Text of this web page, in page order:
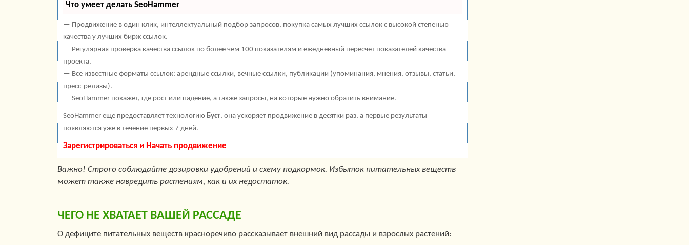
Что умеет делать SeoHammer
— Продвижение в один клик, интеллектуальный подбор запросов, покупка самых лучших ссылок с высокой степенью
качества у лучших бирж ссылок.
— Регулярная проверка качества ссылок по более чем 100 показателям и ежедневный пересчет показателей качества
проекта.
— Все известные форматы ссылок: арендные ссылки, вечные ссылки, публикации (упоминания, мнения, отзывы, статьи,
пресс-релизы).
— SeoHammer покажет, где рост или падение, а также запросы, на которые нужно обратить внимание.
SeoHammer еще предоставляет технологию Буст, она ускоряет продвижение в десятки раз, а первые результаты
появляются уже в течение первых 7 дней.
Зарегистрироваться и Начать продвижение
Важно! Строго соблюдайте дозировки удобрений и схему подкормок. Избыток питательных веществ
может также навредить растениям, как и их недостаток.
ЧЕГО НЕ ХВАТАЕТ ВАШЕЙ РАССАДЕ
О дефиците питательных веществ красноречиво рассказывает внешний вид рассады и взрослых растений: